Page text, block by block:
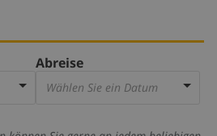
Abreise
Wählen Sie ein Datum